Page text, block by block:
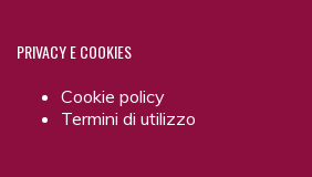
PRIVACYE COOKIES
Cookie policy
Termini di utilizzo